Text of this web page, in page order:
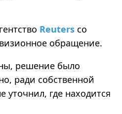
Reuters со
обращение.
решение было
ради собственной
уточнил, где находится